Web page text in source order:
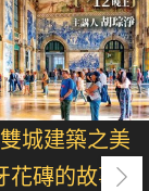
城建築之美
花磚的故事》